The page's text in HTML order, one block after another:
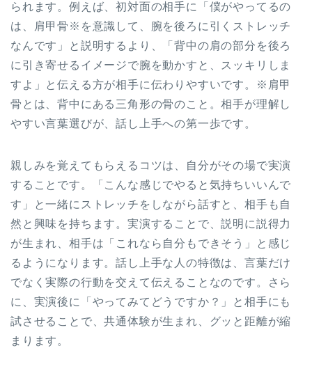
られます。例えば、初対面の相手に「僕がやってるの
は、肩甲骨※を意識して、腕を後ろに引くストレッチ
なんです」と説明するより、「背中の肩の部分を後ろ
に引き寄せるイメージで腕を動かすと、スッキリしま
すよ」と伝える方が相手に伝わりやすいです。※肩甲
骨とは、背中にある三角形の骨のこと。相手が理解し
やすい言葉選びが、話し上手への第一歩です。
親しみを覚えてもらえるコツは、自分がその場で実演
することです。「こんな感じでやると気持ちいいんで
す」と一緒にストレッチをしながら話すと、相手も自
然と興味を持ちます。実演することで、説明に説得力
が生まれ、相手は「これなら自分もできそう」と感じ
るようになります。話し上手な人の特徴は、言葉だけ
でなく実際の行動を交えて伝えることなのです。さら
に、実演後に「やってみてどうですか？」と相手にも
試させることで、共通体験が生まれ、グッと距離が縮
まります。